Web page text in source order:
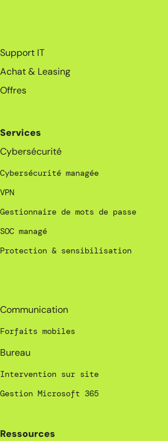
Support IT
Achat & Leasing
Offres
Services
Cybersécurité
Cybersécurité managée
VPN
Gestionnaire de mots de passe
SOC managé
Protection & sensibilisation
Communication
Forfaits mobiles
Bureau
Intervention sur site
Gestion Microsoft 365
Ressources